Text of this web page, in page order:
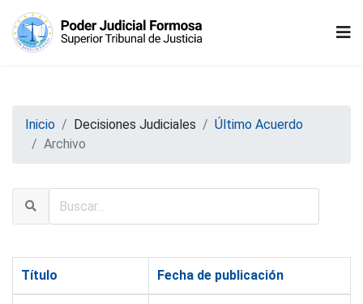
Inicio Decisiones Judiciales
Último Acuerdo
Archivo
Título Fecha de publicación